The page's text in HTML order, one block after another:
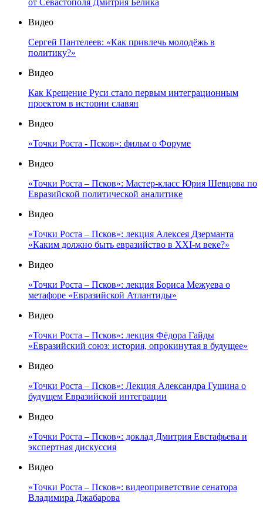
от Севастополя Дмитрия Белика
Видео
Сергей Пантелеев: «Как привлечь молодёжь в
политику?»
Видео
Как Крещение Руси стало первым интеграционным
проектом в истории славян
Видео
«Точки Роста - Псков»: фильм о Форуме
Видео
«Точки Роста – Псков»: Мастер-класс Юрия Шевцова по
Евразийской политической аналитике
Видео
«Точки Роста – Псков»: лекция Алексея Дзерманта
«Каким должно быть евразийство в XXI-м веке?»
Видео
«Точки Роста – Псков»: лекция Бориса Межуева о
метафоре «Евразийской Атлантиды»
Видео
«Точки Роста – Псков»: лекция Фёдора Гайды
«Евразийский союз: история, опрокинутая в будущее»
Видео
«Точки Роста – Псков»: Лекция Александра Гущина о
будущем Евразийской интеграции
Видео
«Точки Роста – Псков»: доклад Дмитрия Евстафьева и
экспертная дискуссия
Видео
«Точки Роста – Псков»: видеоприветствие сенатора
Владимира Джабарова